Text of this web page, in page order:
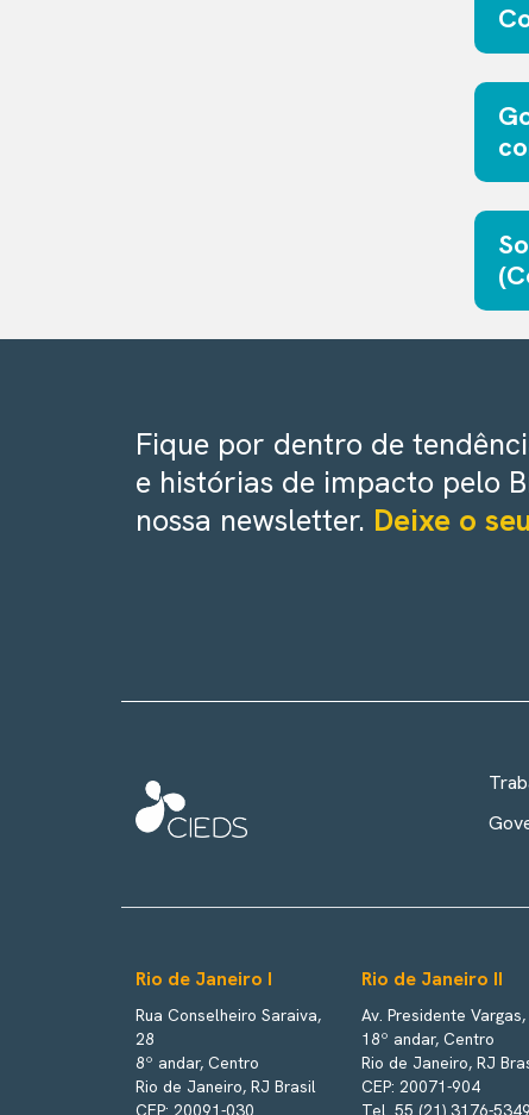
Fique por dentro de
e histórias de impacto pelo
nossa newsletter. Deixe o
Rio de Janeiro I
Rua Conselheiro Saraiva,
28
8º andar, Centro
Rio de Janeiro, RJ Brasil
CEP: 20091-030
Rio de Janeiro II
Av. Presidente
18º andar, Centro
Rio de Janeiro, RJ
CEP: 20071-904
Tel. 55 (21) 3176-5349